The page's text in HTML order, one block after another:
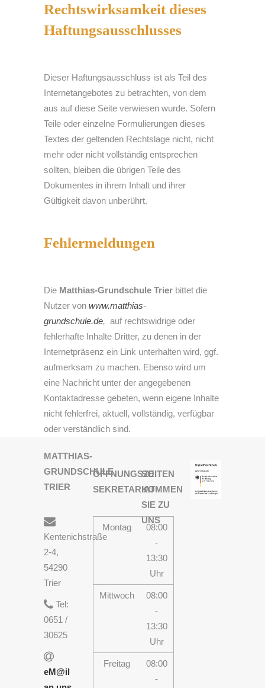
Rechtswirksamkeit dieses
Haftungsausschlusses
Dieser Haftungsausschluss ist als Teil des
Internetangebotes zu betrachten, von dem
aus auf diese Seite verwiesen wurde. Sofern
Teile oder einzelne Formulierungen dieses
Textes der geltenden Rechtslage nicht, nicht
mehr oder nicht vollständig entsprechen
sollten, bleiben die übrigen Teile des
Dokumentes in ihrem Inhalt und ihrer
Gültigkeit davon unberührt.
Fehlermeldungen
Die Matthias-Grundschule Trier bittet die
Nutzer von www.matthias-
grundschule.de, auf rechtswidrige oder
fehlerhafte Inhalte Dritter, zu denen in der
Internetpräsenz ein Link unterhalten wird, ggf.
aufmerksam zu machen. Ebenso wird um
eine Nachricht unter der angegebenen
Kontaktadresse gebeten, wenn eigene Inhalte
nicht fehlerfrei, aktuell, vollständig, verfügbar
oder verständlich sind.
MATTHIAS-
GRUNDSCHULE
TRIER
Kentenichstraße
2-4,
54290
Trier
Tel:
0651 /
30625
eM@il
ÖFFNUNGSZEITEN
SEKRETARIAT
Montag
08:00
-
13:30
Uhr
Mittwoch
08:00
-
13:30
Uhr
Freitag
08:00
-
SO
KOMMEN
SIE ZU
UNS